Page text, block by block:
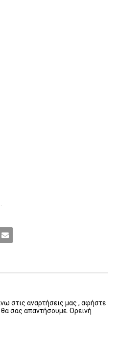
στις αναρτήσεις μας , αφήστε
θα σας απαντήσουμε. Ορεινή